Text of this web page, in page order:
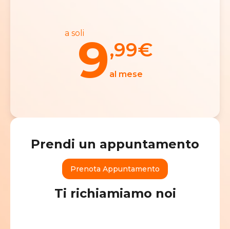
a soli9,99€
al mese
Prendi un appuntamento
Prenota Appuntamento
Ti richiamiamo noi